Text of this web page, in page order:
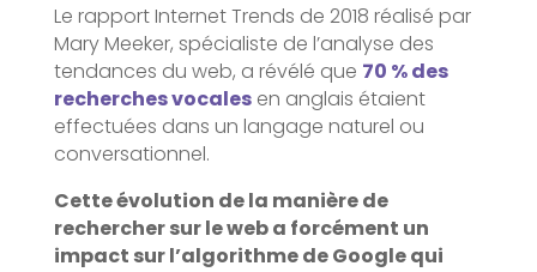
Le rapport Internet Trends de 2018 réalisé par
Mary Meeker, spécialiste de l’analyse des
tendances du web, a révélé que 70 % des
recherches vocalesen anglais étaient
effectuées dans un langage naturel ou
conversationnel.
Cette évolution de la manière de
rechercher sur le web a forcément un
impact sur l’algorithme de Google qui